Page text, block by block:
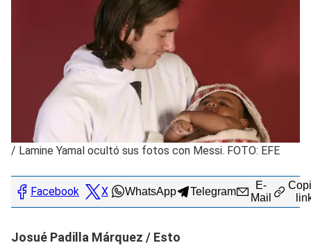
/ Lamine Yamal ocultó sus fotos con Messi. FOTO: EFE
Facebook X WhatsApp Telegram
E-
Mail
Josué Padilla Márquez / Esto